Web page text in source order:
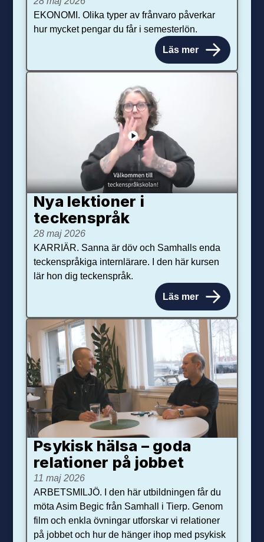
EKONOMI. Olika typer av frånvaro påverkar
hur mycket pengar du får i semesterlön.
Läs mer
Nya lektioner i
teckenspråk
28 maj 2026
KARRIÄR. Sanna är döv och Samhalls enda
teckenspråkiga internlärare. I den här kursen
lär hon dig teckenspråk.
Läs mer
Psykisk hälsa – goda
relationer på jobbet
11 maj 2026
ARBETSMILJÖ. I den här utbildningen får du
möta Asim Begic från Samhall i Tierp. Genom
film och enkla övningar utforskar vi relationer
på jobbet och hur de hänger ihop med psykisk